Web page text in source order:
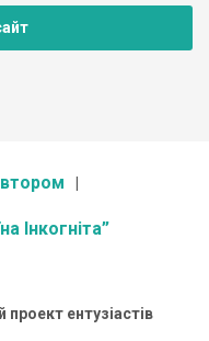
Інкогніта”
проект ентузіастів